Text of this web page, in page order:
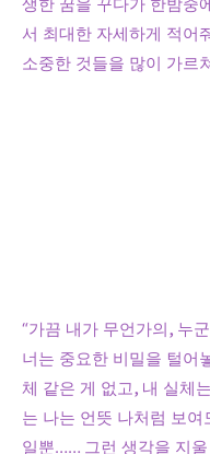
생한 꿈을 꾸다가 한밤중
서 최대한 자세하게 적어
소중한 것들을 많이 가르
“가끔 내가 무언가의 , 누
너는 중요한 비밀을 털어
체 같은 게 없고, 내 실체
는 나는 언뜻 나처럼 보
일뿐…… 그런 생각을 지울